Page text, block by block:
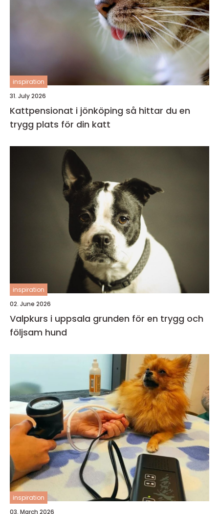
inspiration
31. July 2026
Kattpensionat i jönköping så hittar du en
trygg plats för din katt
inspiration
02. June 2026
Valpkurs i uppsala grunden för en trygg och
följsam hund
inspiration
03. March 2026